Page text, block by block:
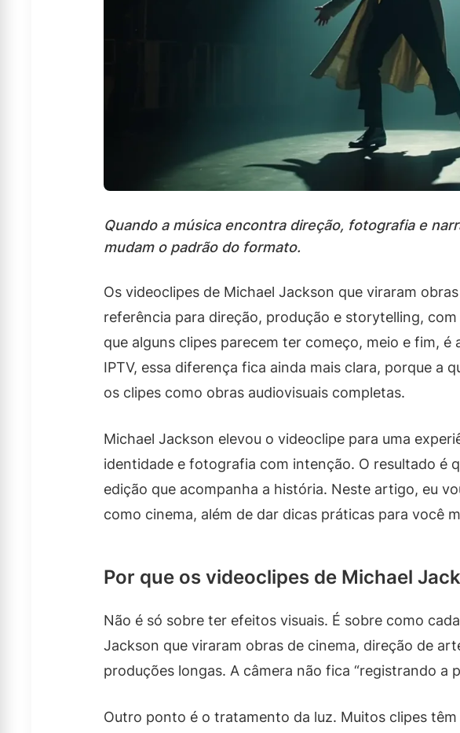
Quando a música encontra direção, fotografia e
mudam o padrão do formato.
Os videoclipes de Michael Jackson que viraram
referência para direção, produção e storytelling,
que alguns clipes parecem ter começo, meio e fim,
IPTV, essa diferença fica ainda mais clara, porque a
os clipes como obras audiovisuais completas.
Michael Jackson elevou o videoclipe para uma
identidade e fotografia com intenção. O resultado é
edição que acompanha a história. Neste artigo, eu
como cinema, além de dar dicas práticas para você
Por que os videoclipes de Michael
Não é só sobre ter efeitos visuais. É sobre como
Jackson que viraram obras de cinema, direção de
produções longas. A câmera não fica “registrando a
Outro ponto é o tratamento da luz. Muitos clipes